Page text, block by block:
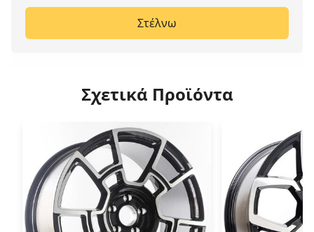
Στέλνω
Σχετικά Προϊόντα